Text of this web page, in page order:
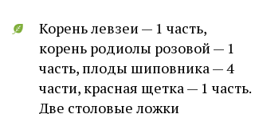
Корень левзеи — 1 часть,
корень родиолы розовой — 1
часть, плоды шиповника — 4
части, красная щетка — 1 часть.
Две столовые ложки